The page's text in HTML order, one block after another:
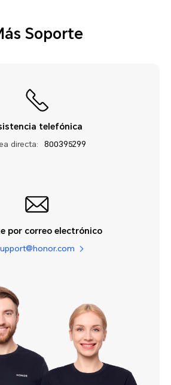
Soporte
telefónica
directa: 800395299
por correo electrónico